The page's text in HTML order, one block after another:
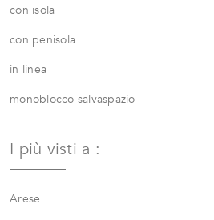
con isola
con penisola
in linea
monoblocco salvaspazio
I più visti a :
Arese